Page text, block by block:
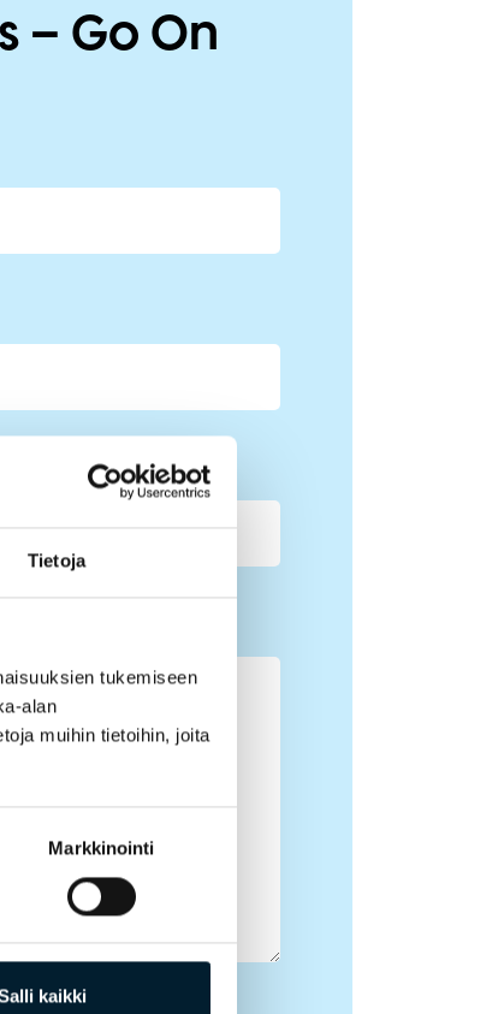
Tietoja
tukemiseen
alan
muihin tietoihin, joita
Markkinointi
kaikki
– Go On